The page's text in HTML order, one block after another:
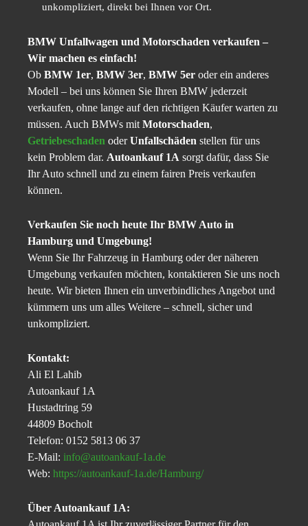
unkompliziert, direkt bei Ihnen vor Ort.
BMW Unfallwagen und Motorschaden verkaufen –
Wir machen es einfach!
Ob BMW 1er, BMW 3er, BMW 5er oder ein anderes
Modell – bei uns können Sie Ihren BMW jederzeit
verkaufen, ohne lange auf den richtigen Käufer warten zu
müssen. Auch BMWs mit Motorschaden,
Getriebeschaden oderUnfallschäden stellen für uns
kein Problem dar. Autoankauf 1A sorgt dafür, dass Sie
Ihr Auto schnell und zu einem fairen Preis verkaufen
können.
Verkaufen Sie noch heute Ihr BMW Auto in
Hamburg und Umgebung!
Wenn Sie Ihr Fahrzeug in Hamburg oder der näheren
Umgebung verkaufen möchten, kontaktieren Sie uns noch
heute. Wir bieten Ihnen ein unverbindliches Angebot und
kümmern uns um alles Weitere – schnell, sicher und
unkompliziert.
Kontakt:
Ali El Lahib
Autoankauf 1A
Hustadtring 59
44809 Bocholt
Telefon: 0152 5813 06 37
E-Mail: info@autoankauf-1a.de
Web: https://autoankauf-1a.de/Hamburg/
Über Autoankauf 1A: